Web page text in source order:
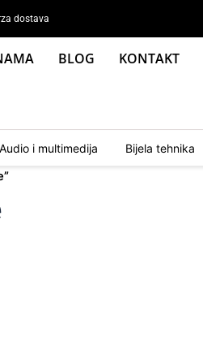
dostava
BLOG KONTAKT
Audio i multimedija Bijela tehnika